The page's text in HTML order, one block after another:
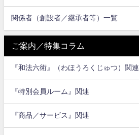
関係者（創設者／継承者等）一覧
ご案内／特集コラム
『和法六術』（わほうろくじゅつ）関連
『特別会員ルーム』関連
『商品／サービス』関連